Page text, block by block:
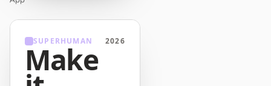
SUPERHUMAN 2026
Make